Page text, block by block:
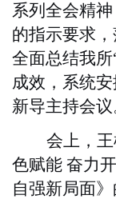
系列全会精
的指示要求，
全面总结我
成效，系统
新导主持会议
会上，
色赋能 奋力
自强新局面